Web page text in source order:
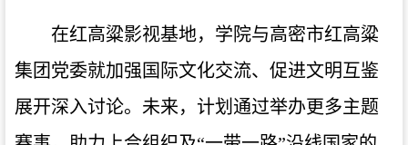
在红高粱影视基地，学院与高密市红高粱
集团党委就加强国际文化交流、促进文明互鉴
展开深入讨论。未来，计划通过举办更多主题